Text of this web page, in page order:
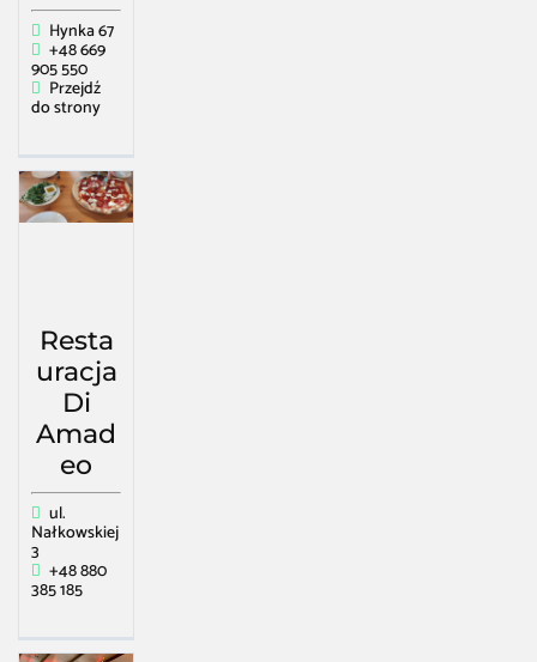
Hynka 67
+48 669
905 550
Przejdź
do strony
Resta
uracja
Di
Amad
eo
ul.
Nałkowskiej
3
+48 880
385 185